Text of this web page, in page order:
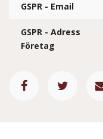
GSPR - Email
GSPR - Adress
Företag